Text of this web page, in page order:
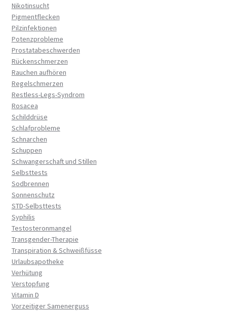
Nikotinsucht
Pigmentflecken
Pilzinfektionen
Potenzprobleme
Prostatabeschwerden
Rückenschmerzen
Rauchen aufhören
Regelschmerzen
Restless-Legs-Syndrom
Rosacea
Schilddrüse
Schlafprobleme
Schnarchen
Schuppen
Schwangerschaft und Stillen
Selbsttests
Sodbrennen
Sonnenschutz
STD-Selbsttests
Syphilis
Testosteronmangel
Transgender-Therapie
Transpiration & Schweißfüsse
Urlaubsapotheke
Verhütung
Verstopfung
Vitamin D
Vorzeitiger Samenerguss